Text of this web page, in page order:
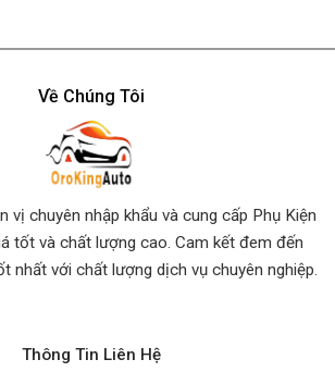
Về Chúng Tôi
vị chuyên nhập khẩu và cung cấp Phụ Kiện
tốt và chất lượng cao. Cam kết đem đến
nhất với chất lượng dịch vụ chuyên nghiệp.
Thông Tin Liên Hệ